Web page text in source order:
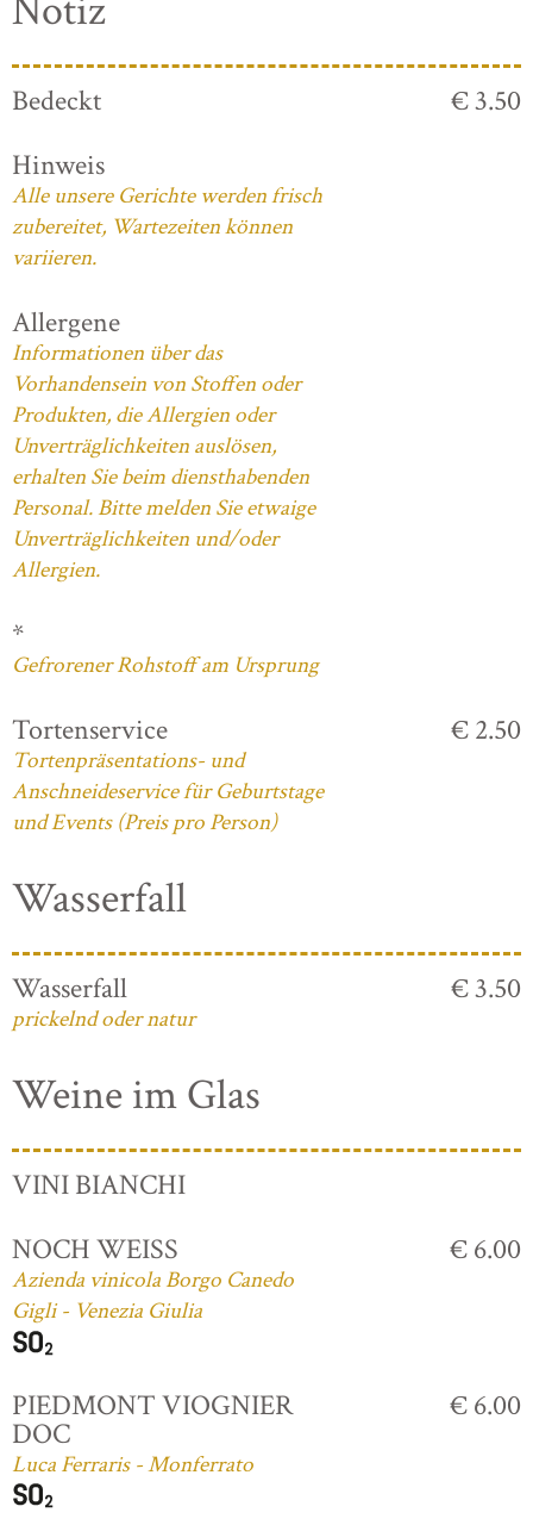
Notiz
Bedeckt
€ 3.50
Hinweis
Alle unsere Gerichte werden frisch
zubereitet, Wartezeiten können
variieren.
Allergene
Informationen über das
Vorhandensein von Stoffen oder
Produkten, die Allergien oder
Unverträglichkeiten auslösen,
erhalten Sie beim diensthabenden
Personal. Bitte melden Sie etwaige
Unverträglichkeiten und/oder
Allergien.
*
Gefrorener Rohstoff am Ursprung
Tortenservice
Tortenpräsentations- und
Anschneideservice für Geburtstage
und Events (Preis pro Person)
€ 2.50
Wasserfall
Wasserfall
prickelnd oder natur
€ 3.50
Weine im Glas
VINI BIANCHI
NOCH WEISS
Azienda vinicola Borgo Canedo
Gigli - Venezia Giulia
€ 6.00
PIEDMONT VIOGNIER
DOC
Luca Ferraris - Monferrato
€ 6.00